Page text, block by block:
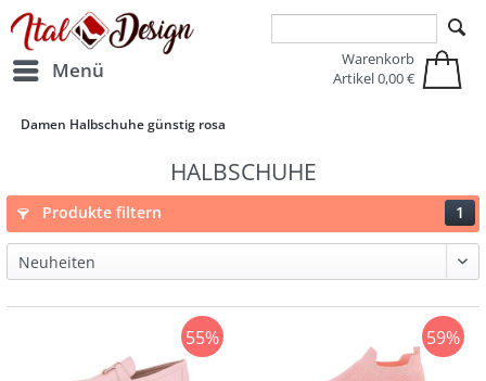
Zur Hauptnavigation springen Zum Hauptinhalt springen
Menü
Warenkorb
Artikel0,00 €
Damen Halbschuhe günstig rosa
HALBSCHUHE
Produkte filtern 1
55% 59%